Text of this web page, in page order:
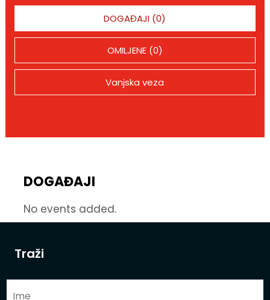
Traži
DOGAĐAJI (0)
OMILJENE (0)
Vanjska veza
DOGAĐAJI
No events added.